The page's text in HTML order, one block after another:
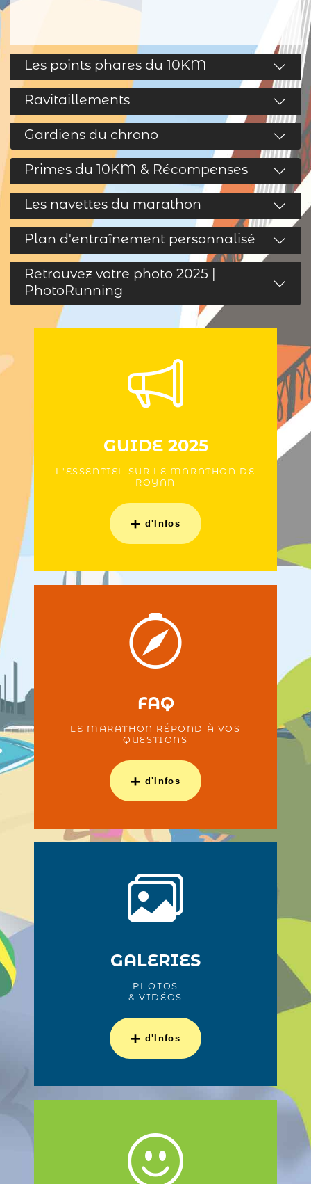
Les points phares du 10KM
Ravitaillements
Gardiens du chrono
Primes du 10KM & Récompenses
Les navettes du marathon
Plan d'entraînement personnalisé
Retrouvez votre photo 2025 |
PhotoRunning
GUIDE 2025
L'ESSENTIEL SUR LE MARATHON DE
ROYAN
+ d'Infos
FAQ
LE MARATHON RÉPOND À VOS
QUESTIONS
+ d'Infos
GALERIES
PHOTOS
& VIDÉOS
+ d'Infos